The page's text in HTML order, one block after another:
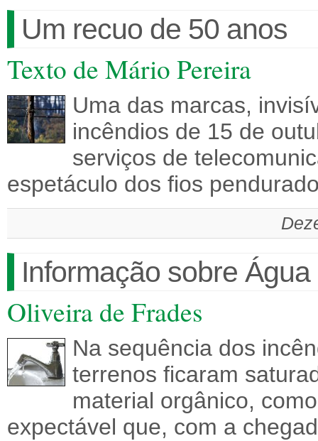
Um recuo de 50 anos
Texto de Mário Pereira
Uma das marcas,
incêndios de 15 de
serviços de
espetáculo dos fios
Informação sobre
Oliveira de Frades
Na sequência dos
terrenos ficaram
material orgânico,
expectável que, com a